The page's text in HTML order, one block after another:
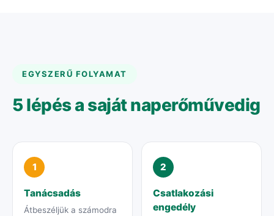
EGYSZERŰ FOLYAMAT
5 lépés a saját naperőművedig
1
Tanácsadás
Átbeszéljük a számodra
2
Csatlakozási
engedély